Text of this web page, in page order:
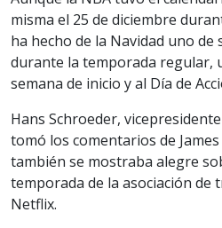
misma el 25 de diciembre
ha hecho de la Navidad uno
durante la temporada regular,
semana de inicio y al Día de
Hans Schroeder,
tomó los comentarios de
también se mostraba alegre
temporada de la asociación de
Netflix.